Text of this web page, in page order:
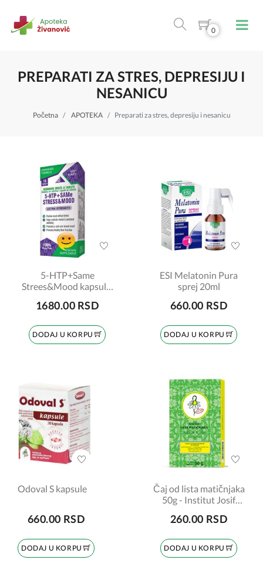
0
PREPARATI ZA STRES, DEPRESIJU I
NESANICU
Početna APOTEKA Preparati za stres, depresiju i nesanicu
5-HTP+Same
Strees&Mood kapsule,
1680.00 RSD
DODAJ U KORPU
ESI Melatonin Pura
sprej 20ml
660.00 RSD
DODAJ U KORPU
Odoval S kapsule
660.00 RSD
DODAJ U KORPU
Čaj od lista matičnjaka
50g - Institut Josif
260.00 RSD
DODAJ U KORPU